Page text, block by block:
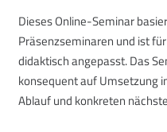
Dieses Online-Seminar
Präsenzseminaren und ist
didaktisch angepasst. Das
konsequent auf Umsetzung
Ablauf und konkreten